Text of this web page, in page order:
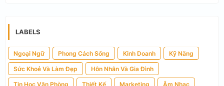
LABELS
Ngoại Ngữ Phong Cách Sống Kinh Doanh Kỹ Năng
Sức Khoẻ Và Làm Đẹp Hôn Nhân Và Gia Đình
Tin Học Văn Phòng Thiết Kế Marketing Âm Nhạc